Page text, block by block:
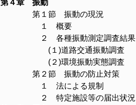
第４章 振動
第１節 振動の現況
１ 概要
２ 各種振動測定調査結果
(１)道路交通振動調査
(２)環境振動実態調査
第２節 振動の防止対策
１ 法による規制
２ 特定施設等の届出状況